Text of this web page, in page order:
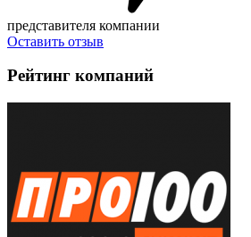
представителя компании
Оставить отзыв
Рейтинг компаний